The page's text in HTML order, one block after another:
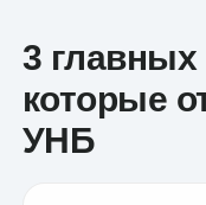
3 главных
которые
УНБ